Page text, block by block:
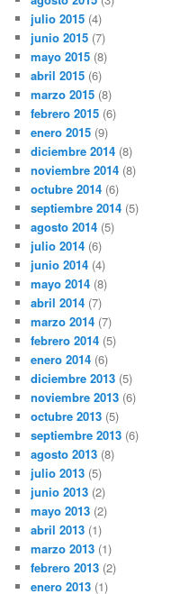
julio 2015 (4)
junio 2015 (7)
mayo 2015 (8)
abril 2015 (6)
marzo 2015 (8)
febrero 2015 (6)
enero 2015 (9)
diciembre 2014 (8)
noviembre 2014 (8)
octubre 2014 (6)
septiembre 2014 (5)
agosto 2014 (5)
julio 2014 (6)
junio 2014 (4)
mayo 2014 (8)
abril 2014 (7)
marzo 2014 (7)
febrero 2014 (5)
enero 2014 (6)
diciembre 2013 (5)
noviembre 2013 (6)
octubre 2013 (5)
septiembre 2013 (6)
agosto 2013 (8)
julio 2013 (5)
junio 2013 (2)
mayo 2013 (2)
abril 2013 (1)
marzo 2013 (1)
febrero 2013 (2)
enero 2013 (1)